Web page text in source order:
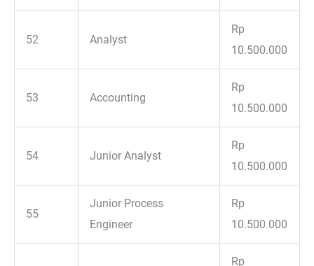
52 Analyst
Rp
10.500.000
53 Accounting
Rp
10.500.000
54 Junior Analyst
Rp
10.500.000
55
Junior Process
Engineer
Rp
10.500.000
Rp